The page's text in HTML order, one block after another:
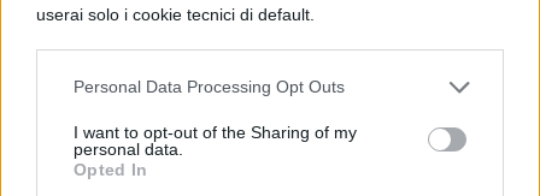
userai solo i cookie tecnici di default.
Personal Data Processing Opt Outs
I want to opt-out of the Sharing of my
personal data.
Opted In
all’istituto alberghiero Datini di Prato. Una
scelta non casuale, dato che i suoi genitori
lavorano nel campo della ristorazione da
anni. Ed è questo il futuro che la aspetta:
dopo il diploma, ha dichiarato, non